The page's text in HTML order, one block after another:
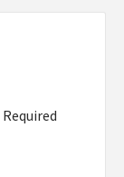
Required